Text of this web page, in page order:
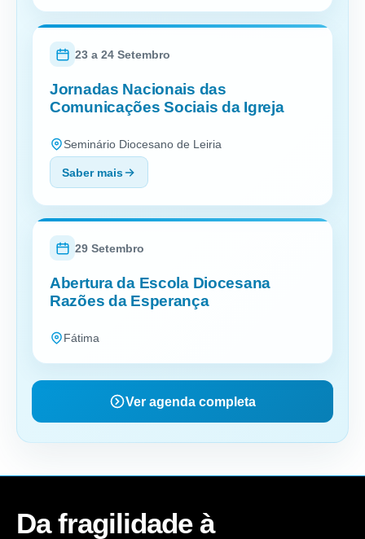
23 a 24 Setembro
Jornadas Nacionais das
Comunicações Sociais da Igreja
Seminário Diocesano de Leiria
Saber mais
29 Setembro
Abertura da Escola Diocesana
Razões da Esperança
Fátima
Ver agenda completa
Da fragilidade à